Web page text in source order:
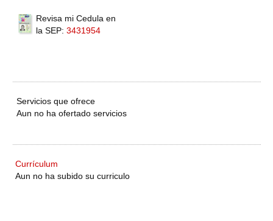
Revisa mi Cedula en
la SEP: 3431954
Servicios que ofrece
Aun no ha ofertado servicios
Currículum
Aun no ha subido su curriculo